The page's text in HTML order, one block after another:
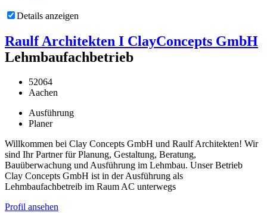
Details anzeigen
Raulf Architekten I ClayConcepts GmbH
Lehmbaufachbetrieb
52064
Aachen
Ausführung
Planer
Willkommen bei Clay Concepts GmbH und Raulf Architekten! Wir
sind Ihr Partner für Planung, Gestaltung, Beratung,
Bauüberwachung und Ausführung im Lehmbau. Unser Betrieb
Clay Concepts GmbH ist in der Ausführung als
Lehmbaufachbetreib im Raum AC unterwegs
Profil ansehen